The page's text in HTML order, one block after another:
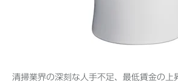
清掃業界の深刻な人手不足、最低賃金の上